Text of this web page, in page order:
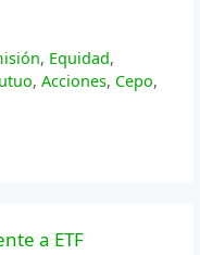
, Equidad,
, Acciones, Cepo,